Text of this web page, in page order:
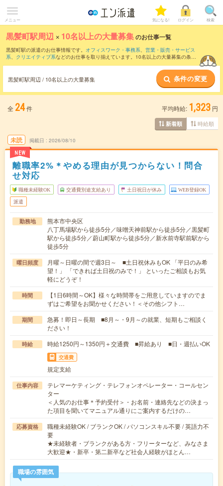
メニュー 気になる! ログイン 検索
黒髪町駅周辺 × 10名以上の大量募集のお仕事一覧
黒髪町駅の派遣のお仕事情報です。 オフィスワーク・事務系、 営業・販売・サービス
系、 クリエイティブ系などのお仕事を取り揃えています。10名以上の大量募集の条件
黒髪町駅周辺 / 10名以上の大量募集 条件の変更
全 24件 平均時給: 1,323 円
新着順 時給順
未読
NEW
掲載日 2026/08/10
離職率2%＊やめる理由が見つからない！問合
せ対応
職種未経験OK 交通費別途支給あり 土日祝日が休み WEB登録OK
派遣
勤務地
熊本市中央区
八丁馬場駅から徒歩5分／味噌天神前駅から徒歩5分／黒髪町
駅から徒歩5分／蔚山町駅から徒歩5分／新水前寺駅前駅から
徒歩5分
曜日頻度
月曜～日曜の間で週3日～ ■土日祝休みもOK 「平日のみ希
望！」 「できれば土日祝のみで！」 といったご相談もお気
軽にどうぞ！
時間
【1日6時間～OK】様々な時間帯をご用意していますのでま
ずはご希望をお聞かせください！＜その他シフト…
期間
急募！即日～長期 ■8月～・9月～の就業、短期もご相談く
ださい！
時給 時給1250円～1350円＋交通費 ■昇給あり ■日・週払いOK
交通費
規定支給
仕事内容
テレマーケティング・テレフォンオペレーター・コールセン
ター
＜人気のお仕事＊予約受付＞・お名前・連絡先などの決まっ
た項目を聞いてマニュアル通りにご案内するだけの…
応募資格
職種未経験OK / ブランクOK / パソコンスキル不要 / 英語力不
要
★未経験者・ブランクがある方・フリーターなど、みなさま
大歓迎★・新卒・第二新卒など社会人経験がほとん…
職場の雰囲気